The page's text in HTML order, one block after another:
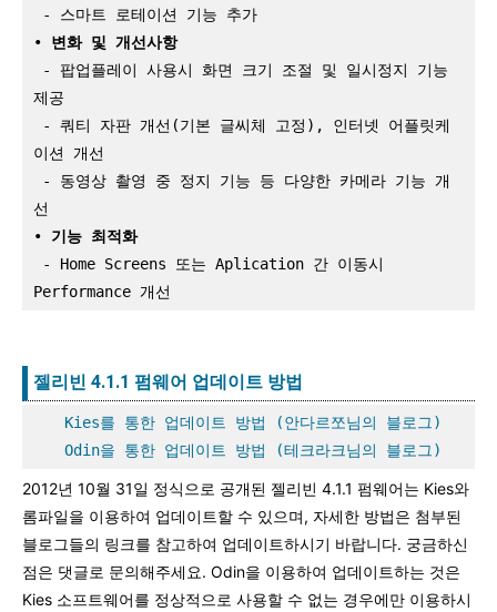
•
제공
이션 개선
선
•
Performance 개선
젤리빈 4.1.1 펌웨어 업데이트 방법
Kies를 통한 업데이트 방법 (안다르쪼님의 블로그)
Odin을 통한 업데이트 방법 (테크라크님의 블로그)
2012년 10월 31일 정식으로 공개된 젤리빈 4.1.1 펌웨어는 Kies와
롬파일을 이용하여 업데이트할 수 있으며, 자세한 방법은 첨부된
블로그들의 링크를 참고하여 업데이트하시기 바랍니다. 궁금하신
점은 댓글로 문의해주세요. Odin을 이용하여 업데이트하는 것은
Kies 소프트웨어를 정상적으로 사용할 수 없는 경우에만 이용하시